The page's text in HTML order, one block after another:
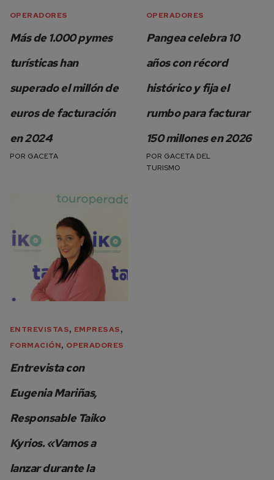
OPERADORES
Más de 1.000 pymes
turísticas han
superado el millón de
euros de facturación
en 2024
POR GACETA
OPERADORES
Pangea celebra 10
años con récord
histórico y fija el
rumbo para facturar
150 millones en 2026
POR GACETA DEL
TURISMO
ENTREVISTAS, EMPRESAS,
FORMACIÓN, OPERADORES
Entrevista con
Eugenia Mariñas,
Responsable Taiko
Kyrios. «Vamos a
lanzar durante la